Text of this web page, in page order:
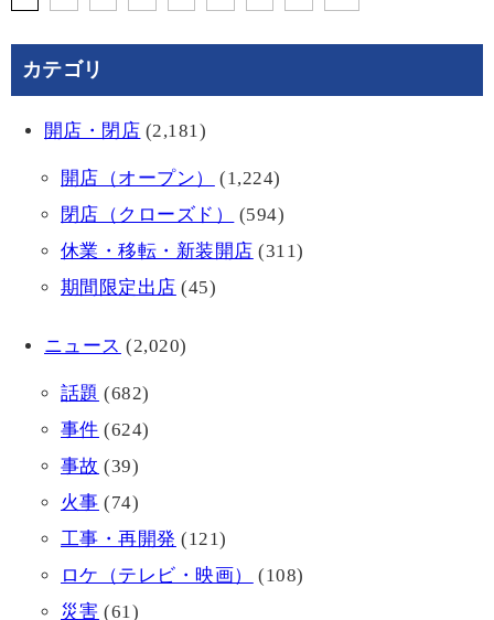
カテゴリ
開店・閉店 (2,181)
開店（オープン）
(1,224)
閉店（クローズド）
(594)
休業・移転・新装開店 (311)
期間限定出店 (45)
ニュース (2,020)
話題 (682)
事件 (624)
事故 (39)
火事 (74)
工事・再開発 (121)
ロケ（テレビ・映画）
(108)
災害 (61)